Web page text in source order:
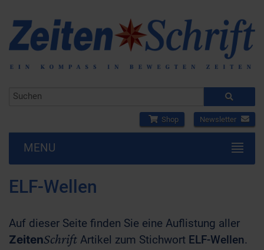
Shop Newsletter
MENU
ELF-Wellen
Auf dieser Seite finden Sie eine Auflistung aller
ZeitenSchrift Artikel zum Stichwort ELF-Wellen.